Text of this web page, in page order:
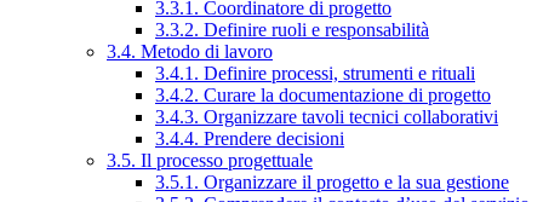
3.3.1. Coordinatore di progetto
3.3.2. Definire ruoli e responsabilità
3.4. Metodo di lavoro
3.4.1. Definire processi, strumenti e rituali
3.4.2. Curare la documentazione di progetto
3.4.3. Organizzare tavoli tecnici collaborativi
3.4.4. Prendere decisioni
3.5. Il processo progettuale
3.5.1. Organizzare il progetto e la sua gestione